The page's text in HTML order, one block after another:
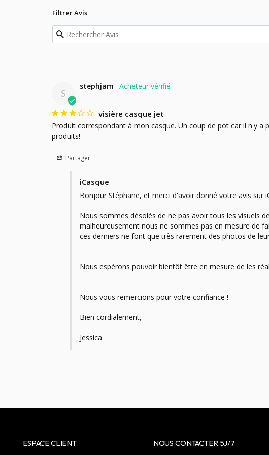
Filtrer Avis
S
stephjam
visière casque jet
Produit correspondant à mon casque. Un coup de pot car il n'y
produits!
Partager
iCasque
Bonjour Stéphane, et merci d'avoir donné votre avis sur
Nous sommes désolés de ne pas avoir tous les visuels
malheureusement nous ne sommes pas en mesure de
Nous vous remercions pour votre confiance !
Bien cordialement,
Jessica
ESPACE CLIENT NOUS CONTACTER 5J/7